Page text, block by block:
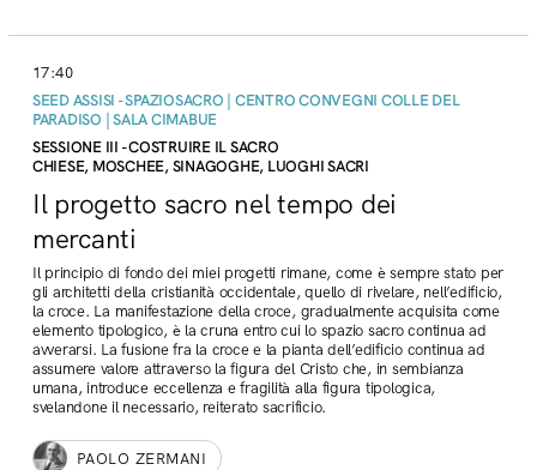
17:40
SEED ASSISI - SPAZIOSACRO | CENTRO CONVEGNI COLLE DEL
PARADISO | SALA CIMABUE
SESSIONE III - COSTRUIRE IL SACRO
CHIESE, MOSCHEE, SINAGOGHE, LUOGHI SACRI
Il progetto sacro nel tempo dei
mercanti
Il principio di fondo dei miei progetti rimane, come è sempre stato per
gli architetti della cristianità occidentale, quello di rivelare, nell’edificio,
la croce. La manifestazione della croce, gradualmente acquisita come
elemento tipologico, è la cruna entro cui lo spazio sacro continua ad
avverarsi. La fusione fra la croce e la pianta dell’edificio continua ad
assumere valore attraverso la figura del Cristo che, in sembianza
umana, introduce eccellenza e fragilità alla figura tipologica,
svelandone il necessario, reiterato sacrificio.
PAOLO ZERMANI